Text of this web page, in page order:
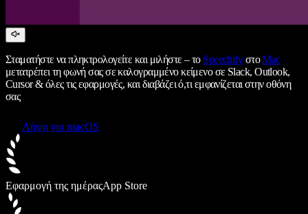
Σταματήστε να πληκτρολογείτε και μιλήστε – το SpeechifyστοMac
μετατρέπει τη φωνή σας σε καλογραμμένο κείμενο σε Slack, Outlook,
Cursor & όλες τις εφαρμογές, και διαβάζει ό,τι εμφανίζεται στην οθόνη
σας
Λήψη για macOS
Εφαρμογή της ημέραςApp Store